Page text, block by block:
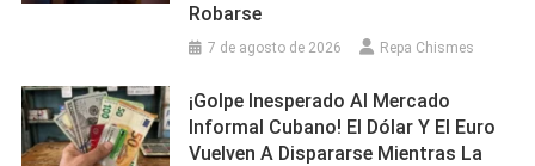
Robarse
7 de agosto de 2026 Repa Chismes
¡Golpe Inesperado Al Mercado
Informal Cubano! El Dólar Y El Euro
Vuelven A Dispararse Mientras La